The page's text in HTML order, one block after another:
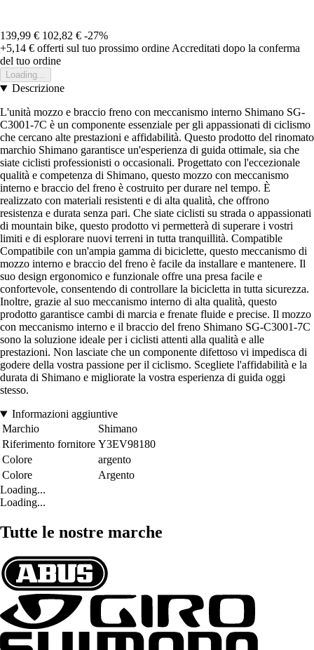
139,99 € 102,82 € -27%
+5,14 € offerti sul tuo prossimo ordine Accreditati dopo la conferma
del tuo ordine
Loading...
Descrizione
L'unità mozzo e braccio freno con meccanismo interno Shimano SG-
C3001-7C è un componente essenziale per gli appassionati di ciclismo
che cercano alte prestazioni e affidabilità. Questo prodotto del rinomato
marchio Shimano garantisce un'esperienza di guida ottimale, sia che
siate ciclisti professionisti o occasionali. Progettato con l'eccezionale
qualità e competenza di Shimano, questo mozzo con meccanismo
interno e braccio del freno è costruito per durare nel tempo. È
realizzato con materiali resistenti e di alta qualità, che offrono
resistenza e durata senza pari. Che siate ciclisti su strada o appassionati
di mountain bike, questo prodotto vi permetterà di superare i vostri
limiti e di esplorare nuovi terreni in tutta tranquillità. Compatible
Compatibile con un'ampia gamma di biciclette, questo meccanismo di
mozzo interno e braccio del freno è facile da installare e mantenere. Il
suo design ergonomico e funzionale offre una presa facile e
confortevole, consentendo di controllare la bicicletta in tutta sicurezza.
Inoltre, grazie al suo meccanismo interno di alta qualità, questo
prodotto garantisce cambi di marcia e frenate fluide e precise. Il mozzo
con meccanismo interno e il braccio del freno Shimano SG-C3001-7C
sono la soluzione ideale per i ciclisti attenti alla qualità e alle
prestazioni. Non lasciate che un componente difettoso vi impedisca di
godere della vostra passione per il ciclismo. Scegliete l'affidabilità e la
durata di Shimano e migliorate la vostra esperienza di guida oggi
stesso.
Informazioni aggiuntive
Marchio
Shimano
Riferimento fornitore Y3EV98180
Colore
argento
Colore
Argento
Loading...
Loading...
Tutte le nostre marche